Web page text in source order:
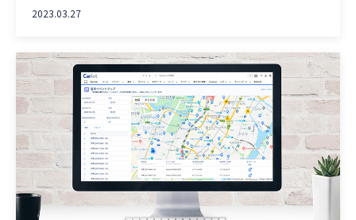
2023.03.27